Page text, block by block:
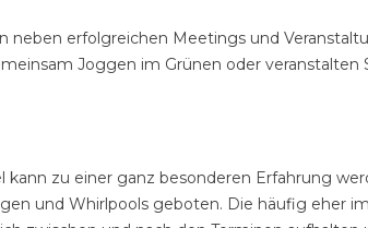
neben erfolgreichen Meetings und
Joggen im Grünen oder
kann zu einer ganz besonderen Erfahrung
und Whirlpools geboten. Die häufig